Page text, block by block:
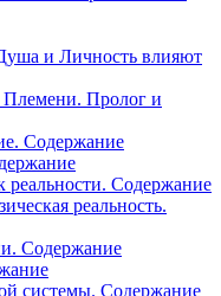
и Личность влияют
Племени. Пролог и
Содержание
реальности. Содержание
реальность.
Содержание
системы. Содержание